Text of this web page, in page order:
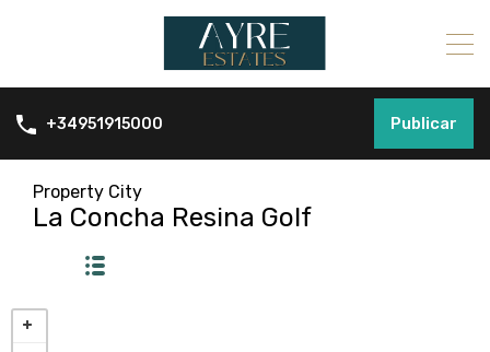
+34951915000 Publicar
Property City
La Concha Resina Golf